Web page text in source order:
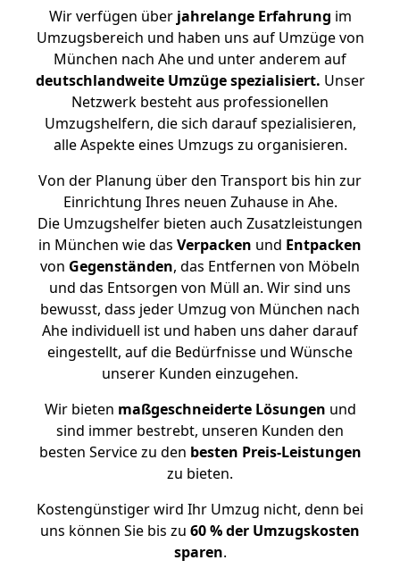
Wir verfügen überjahrelange Erfahrung im
Umzugsbereich und haben uns auf Umzüge von
München nach Ahe und unter anderem auf
deutschlandweite Umzüge spezialisiert. Unser
Netzwerk besteht aus professionellen
Umzugshelfern, die sich darauf spezialisieren,
alle Aspekte eines Umzugs zu organisieren.
Von der Planung über den Transport bis hin zur
Einrichtung Ihres neuen Zuhause in Ahe.
Die Umzugshelfer bieten auch Zusatzleistungen
in München wie das Verpacken und Entpacken
von Gegenständen, das Entfernen von Möbeln
und das Entsorgen von Müll an. Wir sind uns
bewusst, dass jeder Umzug von München nach
Ahe individuell ist und haben uns daher darauf
eingestellt, auf die Bedürfnisse und Wünsche
unserer Kunden einzugehen.
Wir bieten maßgeschneiderte Lösungen und
sind immer bestrebt, unseren Kunden den
besten Service zu den besten Preis-Leistungen
zu bieten.
Kostengünstiger wird Ihr Umzug nicht, denn bei
uns können Sie bis zu 60 % der Umzugskosten
sparen.